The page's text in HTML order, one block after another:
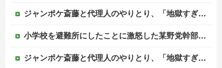
ジャンポケ斎藤と代理人のやりとり、「地獄すぎて完全にコントになってる……」と衝撃を受ける人が続出中
小学校を避難所にしたことに激怒した某野党幹部、僅か3文字で論破される偉業を達成してしまい……
ジャンポケ斎藤と代理人のやりとり、「地獄すぎて完全にコントになってる……」と衝撃を受ける人が続出中